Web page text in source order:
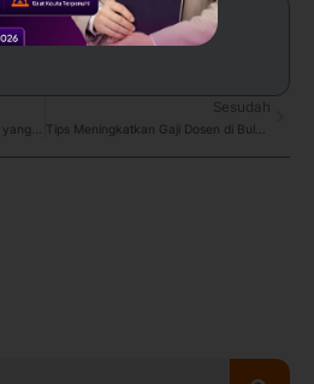
Sesudah
Tips Meningkatkan Gaji Dosen di Bulan Ramadhan